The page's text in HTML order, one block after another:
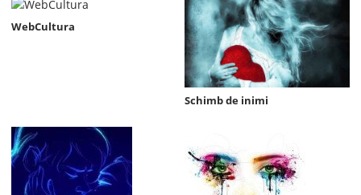
WebCultura
Schimb de inimi